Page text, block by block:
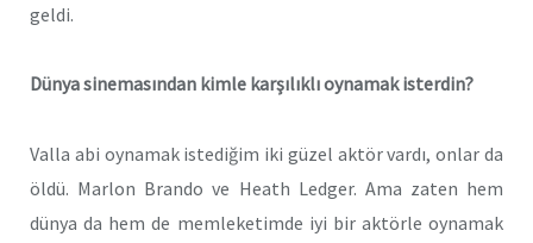
geldi.
Dünya sinemasından kimle karşılıklı oynamak isterdin?
Valla abi oynamak istediğim iki güzel aktör vardı, onlar da
öldü. Marlon Brando ve Heath Ledger. Ama zaten hem
dünya da hem de memleketimde iyi bir aktörle oynamak